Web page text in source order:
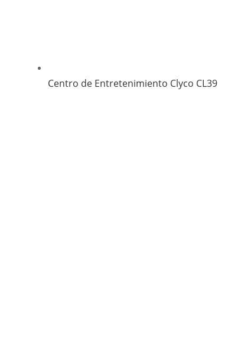
Centro de Entretenimiento Clyco CL39